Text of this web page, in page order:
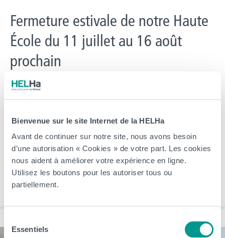
Bienvenue sur le site Internet de la HELHa
Avant de continuer sur notre site, nous avons besoin
d’une autorisation « Cookies » de votre part. Les cookies
nous aident à améliorer votre expérience en ligne.
Utilisez les boutons pour les autoriser tous ou
partiellement.
Essentiels
Fermeture estivale de notre Haute
École du 11 juillet au 16 août
prochain
> Les différentes implantations et campus de la Haute École sont
Cependant, notre plateforme d’inscription en ligne reste bien
accessible via l’onglet inscription. Il est donc possible de débuter
une inscription pour […]
Santé et Technologies Médicales